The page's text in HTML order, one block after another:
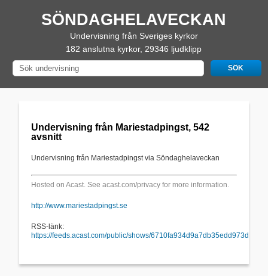
SÖNDAGHELAVECKAN
Undervisning från Sveriges kyrkor
182 anslutna kyrkor, 29346 ljudklipp
Undervisning från Mariestadpingst, 542
avsnitt
Undervisning från Mariestadpingst via Söndaghelaveckan
Hosted on Acast. Seeacast.com/privacy for more information.
http://www.mariestadpingst.se
RSS-länk:
https://feeds.acast.com/public/shows/6710fa934d9a7db35edd973d